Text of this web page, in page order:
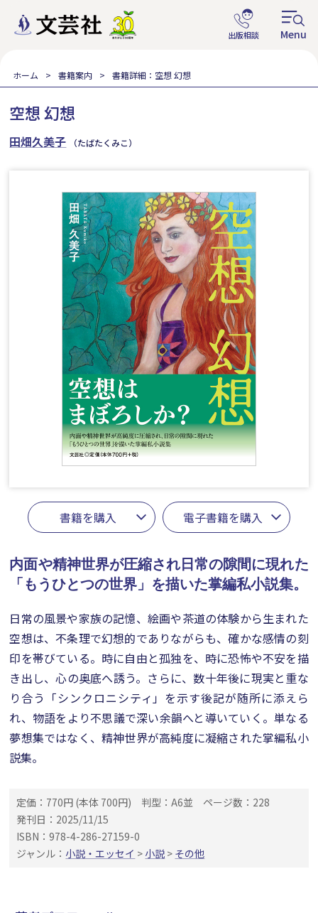
ホーム 書籍案内 書籍詳細：空想 幻想
空想 幻想
田畑久美子 （たばたくみこ）
書籍を購入 電子書籍を購入
内面や精神世界が圧縮され日常の隙間に現れた
「もうひとつの世界」を描いた掌編私小説集。
日常の風景や家族の記憶、絵画や茶道の体験から生まれた
空想は、不条理で幻想的でありながらも、確かな感情の刻
印を帯びている。時に自由と孤独を、時に恐怖や不安を描
き出し、心の奥底へ誘う。さらに、数十年後に現実と重な
り合う「シンクロニシティ」を示す後記が随所に添えら
れ、物語をより不思議で深い余韻へと導いていく。単なる
夢想集ではなく、精神世界が高純度に凝縮された掌編私小
説集。
定価：770円 (本体 700円) 判型：A6並
ページ数：228
発刊日：2025/11/15
ISBN：978-4-286-27159-0
ジャンル： 小説・エッセイ > 小説 > その他